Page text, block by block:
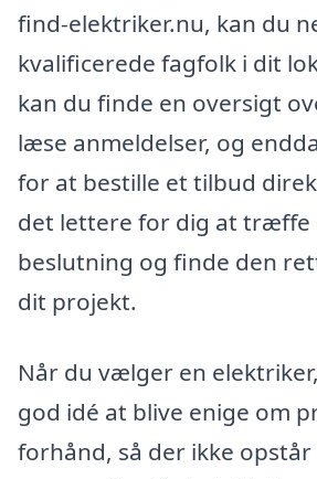
find-elektriker.nu, kan du
kvalificerede fagfolk i dit
kan du finde en oversigt
læse anmeldelser, og
for at bestille et tilbud
det lettere for dig at træffe
beslutning og finde den
dit projekt.
Når du vælger en
god idé at blive enige om
forhånd, så der ikke